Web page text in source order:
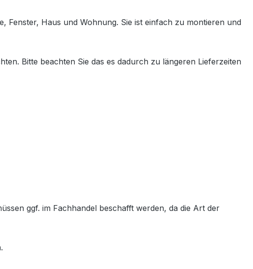
Fenster, Haus und Wohnung. Sie ist einfach zu montieren und
Bitte beachten Sie das es dadurch zu längeren Lieferzeiten
ggf. im Fachhandel beschafft werden, da die Art der